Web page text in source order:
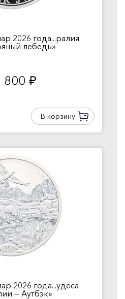
2026 года...ралия
лебедь»
800 руб.
В корзину
2026 года...удеса
— Аутбэк»